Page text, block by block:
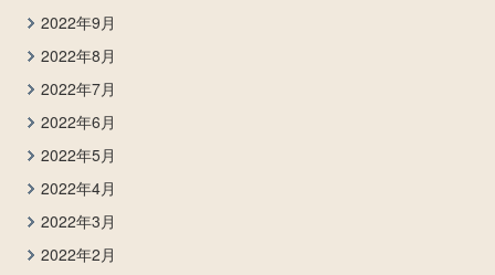
2022年9月
2022年8月
2022年7月
2022年6月
2022年5月
2022年4月
2022年3月
2022年2月